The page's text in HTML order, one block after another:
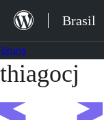
para
o
conteúdo
Brasil
Pular
thiagocj